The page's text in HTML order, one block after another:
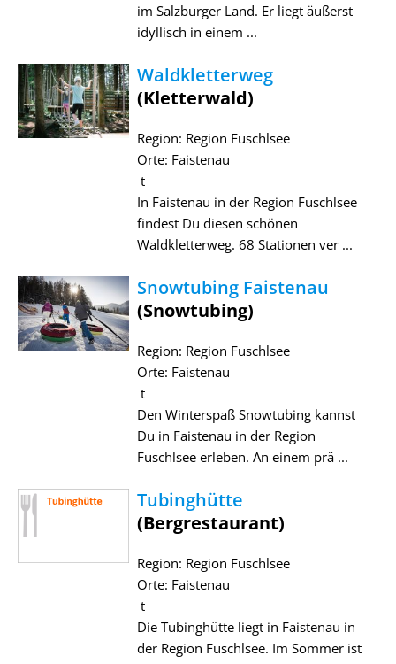
im Salzburger Land. Er liegt äußerst
idyllisch in einem ...
Waldkletterweg
(Kletterwald)
Region: Region Fuschlsee
Orte: Faistenau
t
In Faistenau in der Region Fuschlsee
findest Du diesen schönen
Waldkletterweg. 68 Stationen ver ...
Snowtubing Faistenau
(Snowtubing)
Region: Region Fuschlsee
Orte: Faistenau
t
Den Winterspaß Snowtubing kannst
Du in Faistenau in der Region
Fuschlsee erleben. An einem prä ...
Tubinghütte
(Bergrestaurant)
Region: Region Fuschlsee
Orte: Faistenau
t
Die Tubinghütte liegt in Faistenau in
der Region Fuschlsee. Im Sommer ist